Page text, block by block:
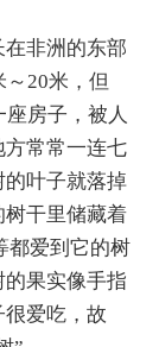
非洲的东部
20米，但
房子，被人
常常一连七
的叶子就落掉
干里储藏着
都爱到它的树
果实像手指
爱吃，故